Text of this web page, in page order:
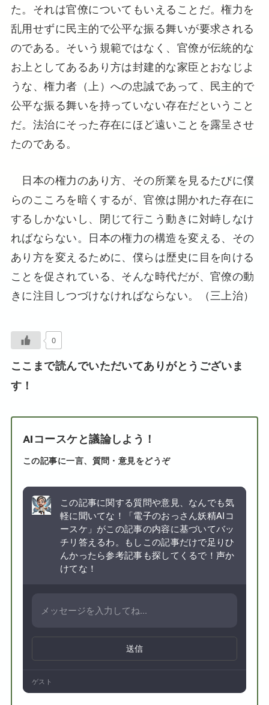
た。それは官僚についてもいえることだ。権力を
乱用せずに民主的で公平な振る舞いが要求される
のである。そいう規範ではなく、官僚が伝統的な
お上としてあるあり方は封建的な家臣とおなじよ
うな、権力者（上）への忠誠であって、民主的で
公平な振る舞いを持っていない存在だということ
だ。法治にそった存在にほど遠いことを露呈させ
たのである。
日本の権力のあり方、その所業を見るたびに僕
らのこころを暗くするが、官僚は開かれた存在に
するしかないし、閉じて行こう動きに対峙しなけ
ればならない。日本の権力の構造を変える、その
あり方を変えるために、僕らは歴史に目を向ける
ことを促されている、そんな時代だが、官僚の動
きに注目しつづけなければならない。（三上治）
0
ここまで読んでいただいてありがとうございま
す！
AIコースケと議論しよう！
この記事に一言、質問・意見をどうぞ
この記事に関する質問や意見、なんでも気
軽に聞いてな！「電子のおっさん妖精AIコ
ースケ」がこの記事の内容に基づいてバッ
チリ答えるわ。もしこの記事だけで足りひ
んかったら参考記事も探してくるで！声か
けてな！
送信
ゲスト